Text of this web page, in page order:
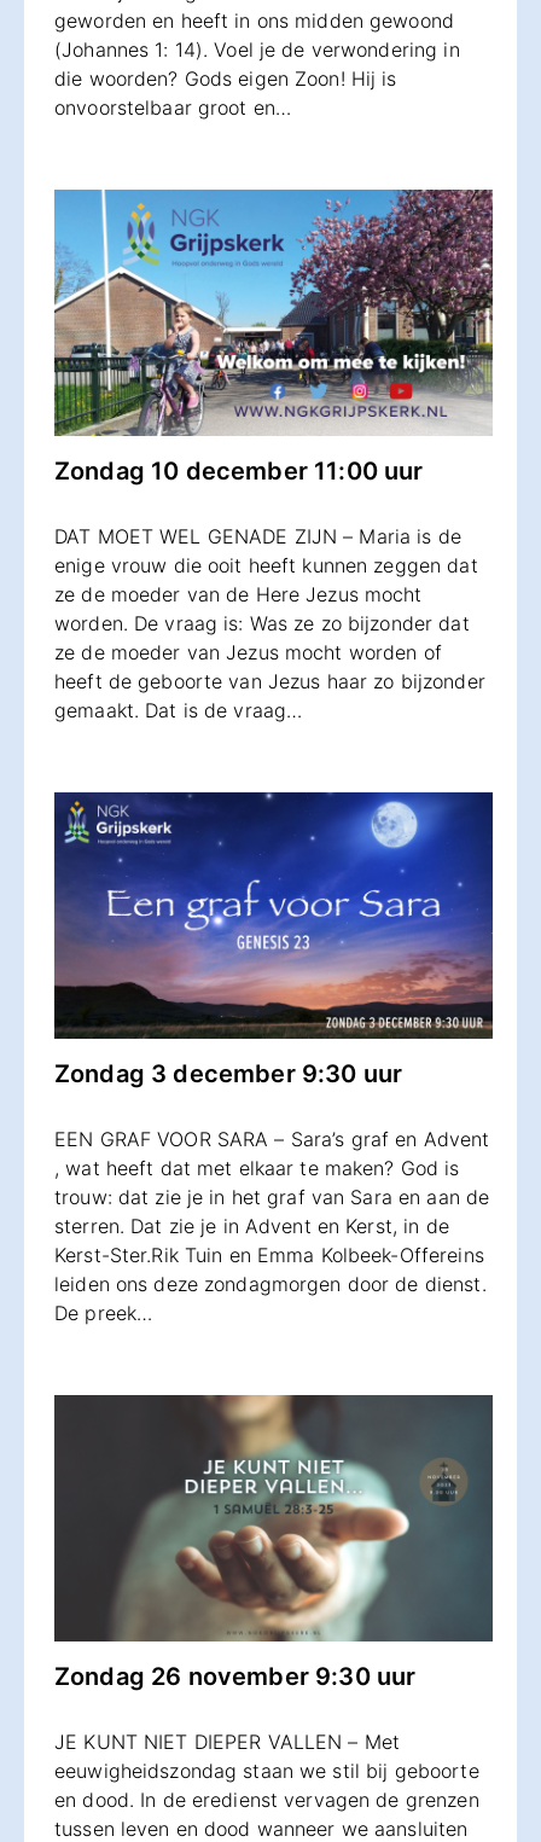
geworden en heeft in ons midden gewoond
(Johannes 1: 14). Voel je de verwondering in
die woorden? Gods eigen Zoon! Hij is
onvoorstelbaar groot en…
Zondag 10 december 11:00 uur
DAT MOET WEL GENADE ZIJN – Maria is de
enige vrouw die ooit heeft kunnen zeggen dat
ze de moeder van de Here Jezus mocht
worden. De vraag is: Was ze zo bijzonder dat
ze de moeder van Jezus mocht worden of
heeft de geboorte van Jezus haar zo bijzonder
gemaakt. Dat is de vraag…
Zondag 3 december 9:30 uur
EEN GRAF VOOR SARA – Sara’s graf en Advent
, wat heeft dat met elkaar te maken? God is
trouw: dat zie je in het graf van Sara en aan de
sterren. Dat zie je in Advent en Kerst, in de
Kerst-Ster.Rik Tuin en Emma Kolbeek-Offereins
leiden ons deze zondagmorgen door de dienst.
De preek…
Zondag 26 november 9:30 uur
JE KUNT NIET DIEPER VALLEN – Met
eeuwigheidszondag staan we stil bij geboorte
en dood. In de eredienst vervagen de grenzen
tussen leven en dood wanneer we aansluiten